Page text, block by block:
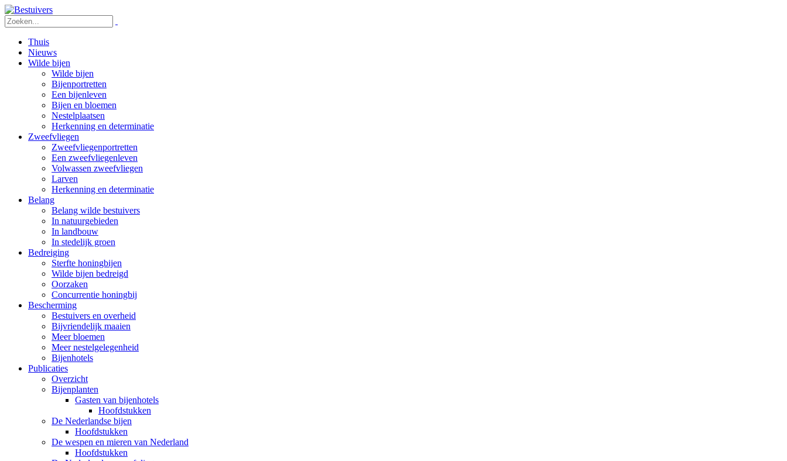
Thuis
Nieuws
Wilde bijen
Wilde bijen
Bijenportretten
Een bijenleven
Bijen en bloemen
Nestelplaatsen
Herkenning en determinatie
Zweefvliegen
Zweefvliegenportretten
Een zweefvliegenleven
Volwassen zweefvliegen
Larven
Herkenning en determinatie
Belang
Belang wilde bestuivers
In natuurgebieden
In landbouw
In stedelijk groen
Bedreiging
Sterfte honingbijen
Wilde bijen bedreigd
Oorzaken
Concurrentie honingbij
Bescherming
Bestuivers en overheid
Bijvriendelijk maaien
Meer bloemen
Meer nestelgelegenheid
Bijenhotels
Publicaties
Overzicht
Bijenplanten
Gasten van bijenhotels
Hoofdstukken
De Nederlandse bijen
Hoofdstukken
De wespen en mieren van Nederland
Hoofdstukken